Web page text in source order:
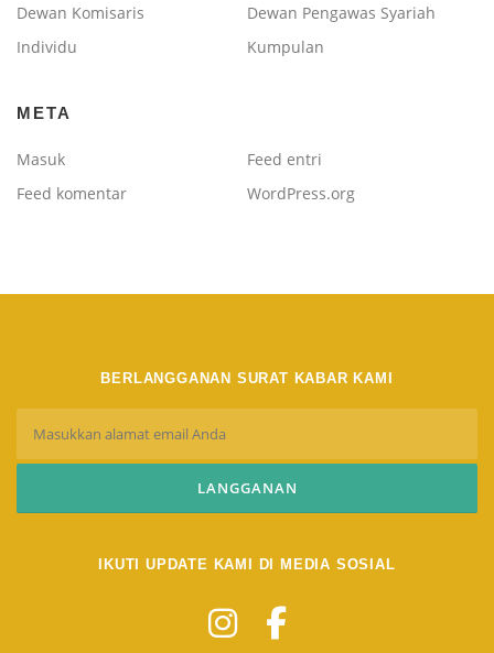
Dewan Komisaris
Dewan Pengawas Syariah
Individu
Kumpulan
META
Masuk
Feed entri
Feed komentar
WordPress.org
BERLANGGANAN SURAT KABAR KAMI
IKUTI UPDATE KAMI DI MEDIA SOSIAL